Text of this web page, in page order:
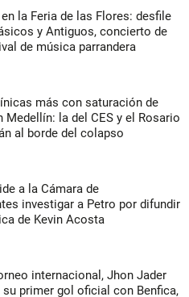
la Feria de las Flores: desfile
y Antiguos, concierto de
de música parrandera
más con saturación de
Medellín: la del CES y el Rosario
al borde del colapso
a la Cámara de
investigar a Petro por difundir
de Kevin Acosta
internacional, Jhon Jader
su primer gol oficial con Benfica,